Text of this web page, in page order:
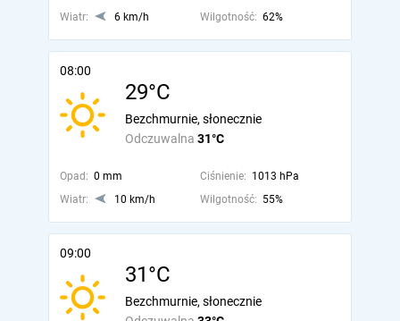
Wiatr: 6 km/h Wilgotność: 62%
08:00
29°C
Odczuwalna 31°C
Bezchmurnie, słonecznie
Opad: 0 mm Ciśnienie: 1013 hPa
Wiatr:
10 km/h Wilgotność: 55%
09:00
31°C
Bezchmurnie, słonecznie